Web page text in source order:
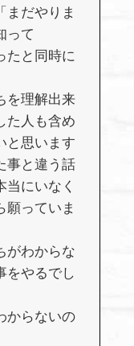
まだやりま
って
たと同時に
を理解出来
た人も含め
と思います
事と違う話
当にいなく
願っていま
がわからな
をやるでし
からないの